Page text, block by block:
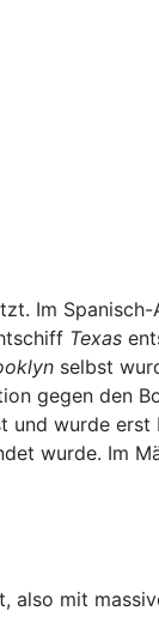
Im
Texas
selbst
gegen den
wurde
wurde. Im
mit